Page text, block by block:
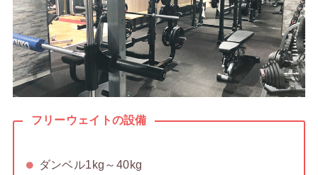
フリーウェイトの設備
ダンベル1kg～40kg